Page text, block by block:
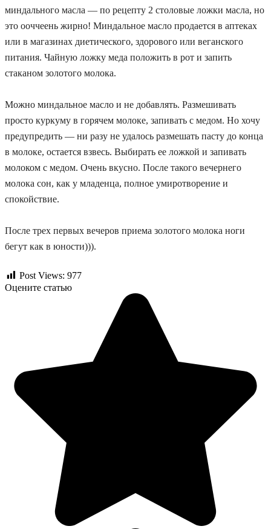
миндального масла — по рецепту 2 столовые ложки масла, но
это ооччеень жирно! Миндальное масло продается в аптеках
или в магазинах диетического, здорового или веганского
питания. Чайную ложку меда положить в рот и запить
стаканом золотого молока.
Можно миндальное масло и не добавлять. Размешивать
просто куркуму в горячем молоке, запивать с медом. Но хочу
предупредить — ни разу не удалось размешать пасту до конца
в молоке, остается взвесь. Выбирать ее ложкой и запивать
молоком с медом. Очень вкусно. После такого вечернего
молока сон, как у младенца, полное умиротворение и
спокойствие.
После трех первых вечеров приема золотого молока ноги
бегут как в юности))).
Post Views: 977
Оцените статью